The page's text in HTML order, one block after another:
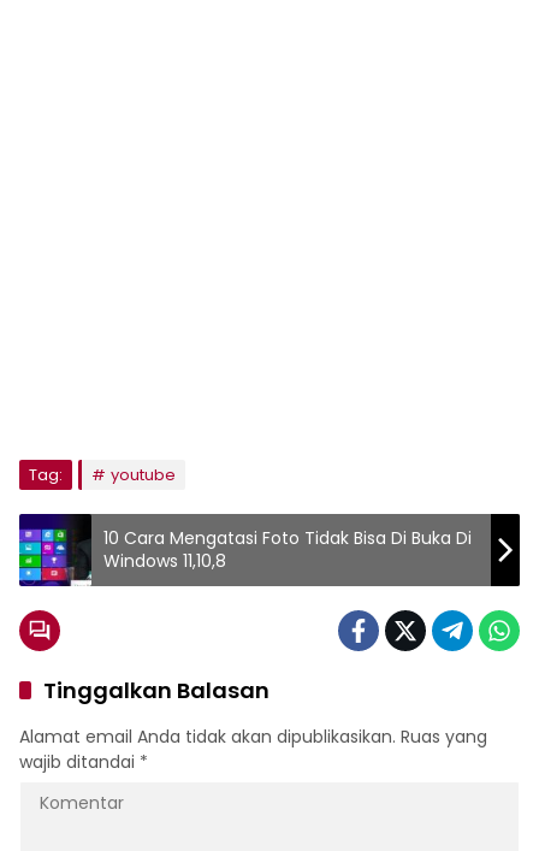
Tag: youtube
10 Cara Mengatasi Foto Tidak Bisa Di Buka Di
Windows 11,10,8
Tinggalkan Balasan
Alamat email Anda tidak akan dipublikasikan. Ruas yang
wajib ditandai *